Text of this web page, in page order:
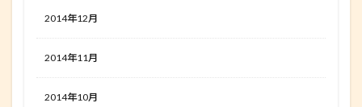
2014年12月
2014年11月
2014年10月